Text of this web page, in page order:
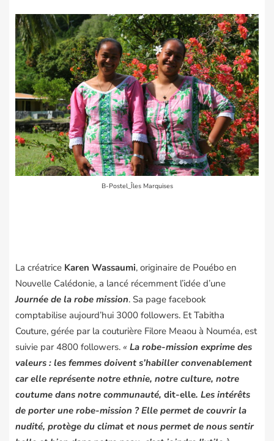
B-Postel_Îles Marquises
La créatrice Karen Wassaumi, originaire de Pouébo en
Nouvelle Calédonie, a lancé récemment l’idée d’une
Journée de la robe mission. Sa page facebook
comptabilise aujourd’hui 3000 followers. EtTabitha
Couture, gérée par la couturière Filore Meaou à Nouméa, est
suivie par 4800 followers. « La robe-mission exprime des
valeurs : les femmes doivent s’habiller convenablement
car elle représente notre ethnie, notre culture, notre
coutume dans notre communauté, dit-elle. Les intérêts
de porter une robe-mission ? Elle permet de couvrir la
nudité, protège du climat et nous permet de nous sentir